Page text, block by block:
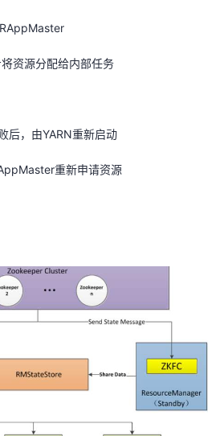
资源分配给内部任务
后，由YARN重新启动
重新申请资源